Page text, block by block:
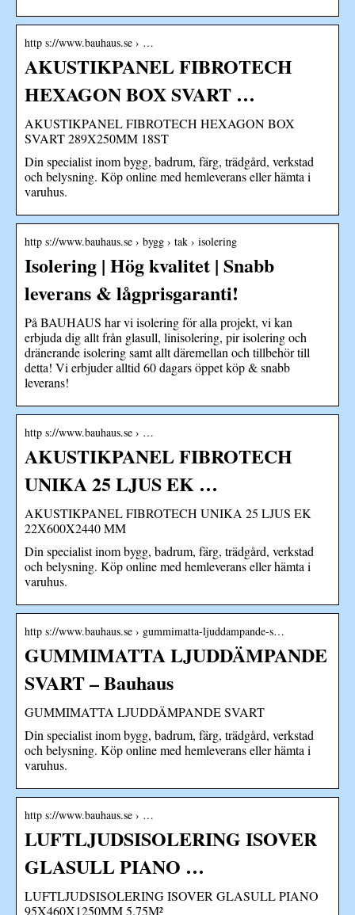
http s://www.bauhaus.se › …
AKUSTIKPANEL FIBROTECH
HEXAGON BOX SVART …
AKUSTIKPANEL FIBROTECH HEXAGON BOX
SVART 289X250MM 18ST
Din specialist inom bygg, badrum, färg, trädgård, verkstad
och belysning. Köp online med hemleverans eller hämta i
varuhus.
http s://www.bauhaus.se › bygg › tak › isolering
Isolering | Hög kvalitet | Snabb
leverans & lågprisgaranti!
På BAUHAUS har vi isolering för alla projekt, vi kan
erbjuda dig allt från glasull, linisolering, pir isolering och
dränerande isolering samt allt däremellan och tillbehör till
detta! Vi erbjuder alltid 60 dagars öppet köp & snabb
leverans!
http s://www.bauhaus.se › …
AKUSTIKPANEL FIBROTECH
UNIKA 25 LJUS EK …
AKUSTIKPANEL FIBROTECH UNIKA 25 LJUS EK
22X600X2440 MM
Din specialist inom bygg, badrum, färg, trädgård, verkstad
och belysning. Köp online med hemleverans eller hämta i
varuhus.
http s://www.bauhaus.se › gummimatta-ljuddampande-s…
GUMMIMATTA LJUDDÄMPANDE
SVART – Bauhaus
GUMMIMATTA LJUDDÄMPANDE SVART
Din specialist inom bygg, badrum, färg, trädgård, verkstad
och belysning. Köp online med hemleverans eller hämta i
varuhus.
http s://www.bauhaus.se › …
LUFTLJUDSISOLERING ISOVER
GLASULL PIANO …
LUFTLJUDSISOLERING ISOVER GLASULL PIANO
95X460X1250MM 5,75M²